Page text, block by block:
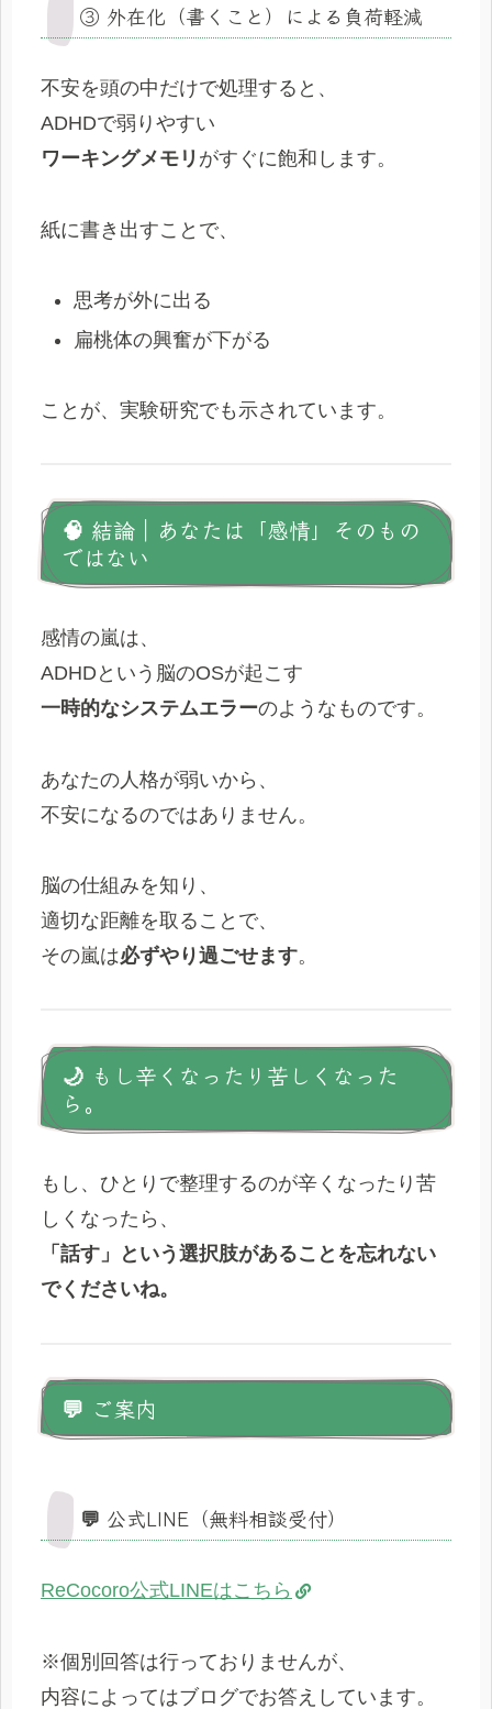
③ 外在化（書くこと）による負荷軽減
不安を頭の中だけで処理すると、
ADHDで弱りやすい
ワーキングメモリ がすぐに飽和します。
紙に書き出すことで、
思考が外に出る
扁桃体の興奮が下がる
ことが、実験研究でも示されています。
🧠 結論｜あなたは「感情」そのもの
ではない
感情の嵐は、
ADHDという脳のOSが起こす
一時的なシステムエラーのようなものです。
あなたの人格が弱いから、
不安になるのではありません。
脳の仕組みを知り、
適切な距離を取ることで、
その嵐は必ずやり過ごせます。
🌙 もし辛くなったり苦しくなった
ら。
もし、ひとりで整理するのが辛くなったり苦
しくなったら、
「話す」という選択肢があることを忘れない
でくださいね。
💬 ご案内
💬 公式LINE（無料相談受付）
ReCocoro公式LINEはこちら
※個別回答は行っておりませんが、
内容によってはブログでお答えしています。